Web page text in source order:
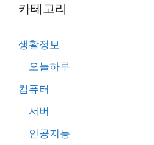
카테고리
생활정보
오늘하루
컴퓨터
서버
인공지능